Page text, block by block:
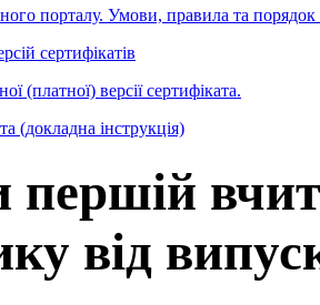
порталу. Умови, правила та порядок
сертифікатів
(платної) версії сертифіката.
(докладна інструкція)
від